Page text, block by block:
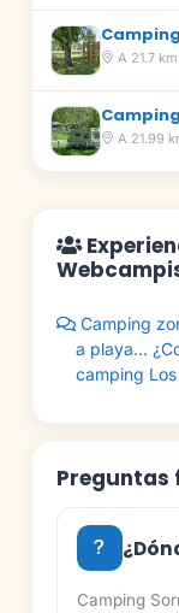
A 21.7 km
A 21.99
Camping
a playa...
camping
Preguntas
Camping